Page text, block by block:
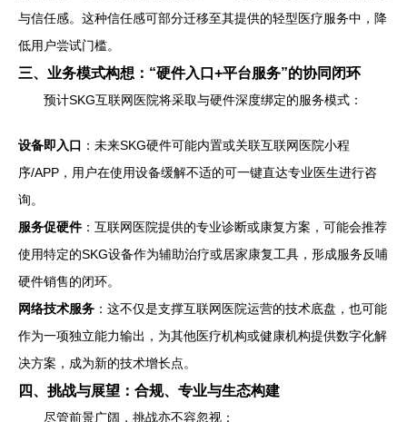
与信任感。这种信任感可部分迁移至其提供的轻型医疗服务中，降
低用户尝试门槛。
三、业务模式构想：“硬件入口+平台服务”的协同闭环
预计SKG互联网医院将采取与硬件深度绑定的服务模式：
设备即入口 ：未来SKG硬件可能内置或关联互联网医院小程
序/APP，用户在使用设备缓解不适的可一键直达专业医生进行咨
询。
服务促硬件：互联网医院提供的专业诊断或康复方案，可能会推荐
使用特定的SKG设备作为辅助治疗或居家康复工具，形成服务反哺
硬件销售的闭环。
网络技术服务 ：这不仅是支撑互联网医院运营的技术底盘，也可能
作为一项独立能力输出，为其他医疗机构或健康机构提供数字化解
决方案，成为新的技术增长点。
四、挑战与展望：合规、专业与生态构建
尽管前景广阔，挑战亦不容忽视：